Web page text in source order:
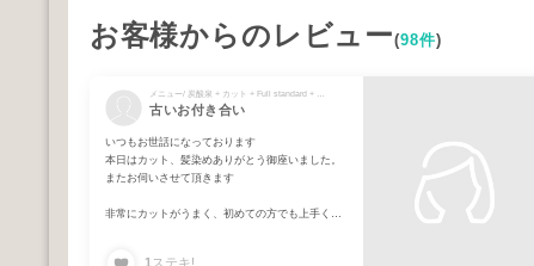
お客様からのレビュー(98件)
古いお付き合い
いつもお世話になっております
本日はカット、髪染めありがとう御座いました。
またお伺いさせて頂きます
非常にカットがうまく、初めての方でも上手く対
1 ステキ!